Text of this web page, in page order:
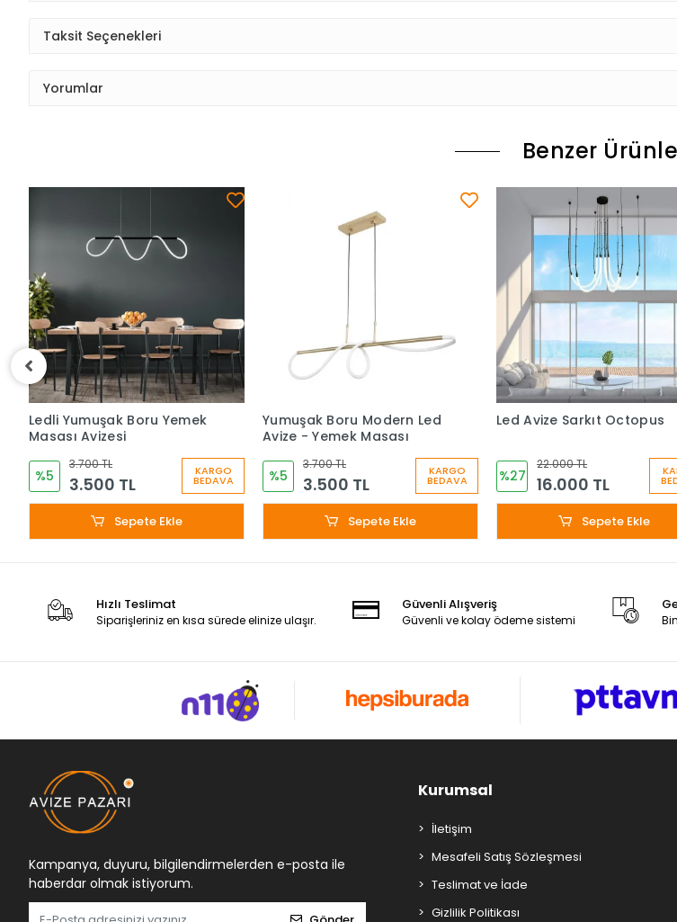
Taksit Seçenekleri
Yorumlar
Benzer
Ledli Yumuşak Boru Yemek
Masası Avizesi
%5
3.700 TL
3.500 TL
KARGO
BEDAVA
Sepete Ekle
Yumuşak Boru Modern Led
Avize - Yemek Masası
%5
3.700 TL
3.500 TL
KARGO
BEDAVA
Sepete Ekle
Led Avize Sarkıt Octopus
%27
22.000 TL
16.000 TL
Sepete Ekle
Hızlı Teslimat
Siparişleriniz en kısa sürede elinize ulaşır.
Güvenli Alışveriş
Güvenli ve kolay ödeme sistemi
Kampanya, duyuru, bilgilendirmelerden e-posta ile
haberdar olmak istiyorum.
Kurumsal
İletişim
Mesafeli Satış Sözleşmesi
Teslimat ve İade
Gizlilik Politikası